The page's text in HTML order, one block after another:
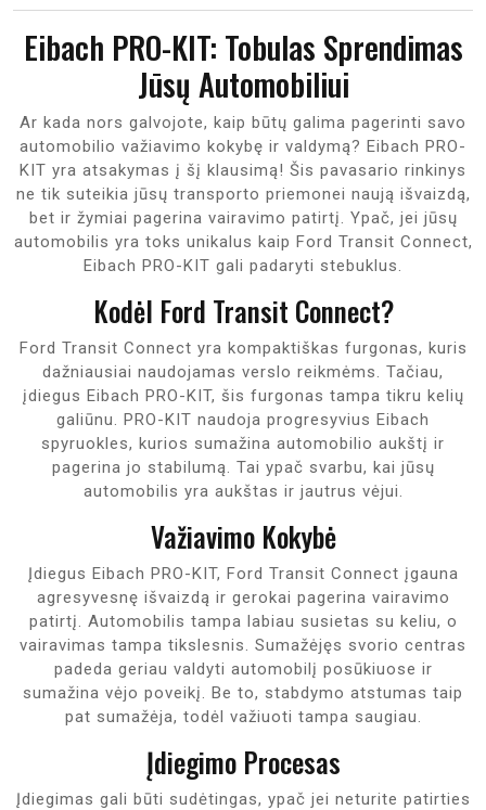
Eibach PRO-KIT: Tobulas Sprendimas
Jūsų Automobiliui
Ar kada nors galvojote, kaip būtų galima pagerinti savo
automobilio važiavimo kokybę ir valdymą? Eibach PRO-
KIT yra atsakymas į šį klausimą! Šis pavasario rinkinys
ne tik suteikia jūsų transporto priemonei naują išvaizdą,
bet ir žymiai pagerina vairavimo patirtį. Ypač, jei jūsų
automobilis yra toks unikalus kaip Ford Transit Connect,
Eibach PRO-KIT gali padaryti stebuklus.
Kodėl Ford Transit Connect?
Ford Transit Connect yra kompaktiškas furgonas, kuris
dažniausiai naudojamas verslo reikmėms. Tačiau,
įdiegus Eibach PRO-KIT, šis furgonas tampa tikru kelių
galiūnu. PRO-KIT naudoja progresyvius Eibach
spyruokles, kurios sumažina automobilio aukštį ir
pagerina jo stabilumą. Tai ypač svarbu, kai jūsų
automobilis yra aukštas ir jautrus vėjui.
Važiavimo Kokybė
Įdiegus Eibach PRO-KIT, Ford Transit Connect įgauna
agresyvesnę išvaizdą ir gerokai pagerina vairavimo
patirtį. Automobilis tampa labiau susietas su keliu, o
vairavimas tampa tikslesnis. Sumažėjęs svorio centras
padeda geriau valdyti automobilį posūkiuose ir
sumažina vėjo poveikį. Be to, stabdymo atstumas taip
pat sumažėja, todėl važiuoti tampa saugiau.
Įdiegimo Procesas
Įdiegimas gali būti sudėtingas, ypač jei neturite patirties